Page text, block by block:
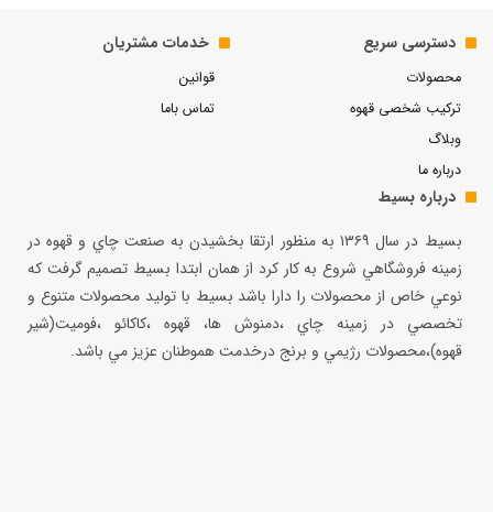
دسترسی سریع
محصولات
ترکیب شخصی قهوه
وبلاگ
درباره ما
خدمات مشتریان
قوانین
تماس باما
درباره بسیط
بسيط در سال ۱۳۶۹ به منظور ارتقا بخشيدن به صنعت چاي و قهوه در
زمينه فروشگاهي شروع به كار كرد از همان ابتدا بسيط تصميم گرفت كه
نوعي خاص از محصولات را دارا باشد بسيط با توليد محصولات متنوع و
تخصصي در زمينه چاي ،دمنوش ها، قهوه ،كاكائو ،فوميت(شير
قهوه)،محصولات رژيمي و برنج درخدمت هموطنان عزيز مي باشد.